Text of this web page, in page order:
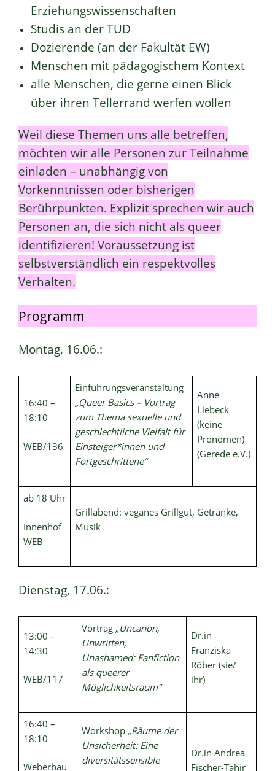
Erziehungswissenschaften
Studis an der TUD
Dozierende (an der Fakultät EW)
Menschen mit pädagogischem Kontext
alle Menschen, die gerne einen Blick
über ihren Tellerrand werfen wollen
Weil diese Themen uns alle betreffen,
möchten wir alle Personen zur Teilnahme
einladen – unabhängig von
Vorkenntnissen oder bisherigen
Berührpunkten. Explizit sprechen wir auch
Personen an, die sich nicht als queer
identifizieren! Voraussetzung ist
selbstverständlich ein respektvolles
Verhalten.
Programm
Montag, 16.06.:
16:40 –
18:10
WEB/136
Einführungsveranstaltung
„Queer Basics – Vortrag
zum Thema sexuelle und
geschlechtliche Vielfalt für
Einsteiger*innen und
Fortgeschrittene“
Anne
Liebeck
(keine
Pronomen)
(Gerede e.V.)
ab 18 Uhr
Innenhof
WEB
Grillabend: veganes Grillgut, Getränke,
Musik
Dienstag, 17.06.:
13:00 –
14:30
WEB/117
Vortrag „Uncanon,
Unwritten,
Unashamed: Fanfiction
als queerer
Möglichkeitsraum“
Dr.in
Franziska
Röber (sie/
ihr)
16:40 –
18:10
Weberbau
Workshop „Räume der
Unsicherheit: Eine
diversitätssensible
Dr.in Andrea
Fischer-Tahir